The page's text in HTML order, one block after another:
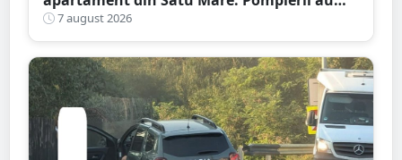
spart ușa
7 august 2026